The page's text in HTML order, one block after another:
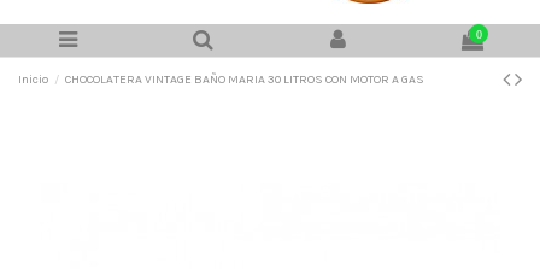
0
Inicio CHOCOLATERA VINTAGE BAÑO MARIA 30 LITROS CON MOTOR A GAS